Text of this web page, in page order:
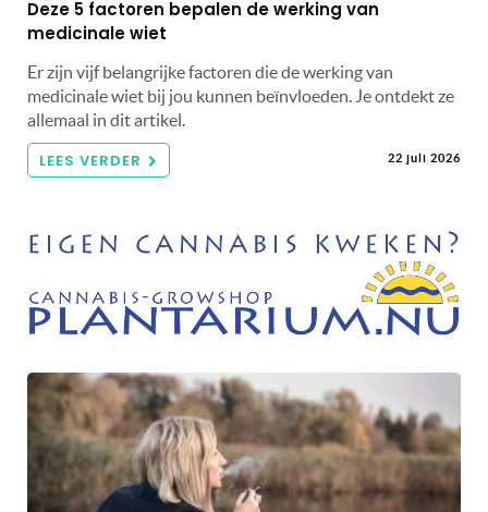
Deze 5 factoren bepalen de werking van
medicinale wiet
Er zijn vijf belangrijke factoren die de werking van
medicinale wiet bij jou kunnen beïnvloeden. Je ontdekt ze
allemaal in dit artikel.
LEES VERDER 22 juli 2026